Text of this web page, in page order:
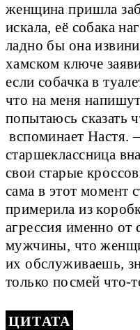
женщина пришла
искала, её собака
ладно бы она
хамском ключе
если собачка в
что на меня
попытаюсь сказать
вспоминает Настя.
старшеклассница
свои старые
сама в этот момент
примерила из
агрессия именно от
мужчины, что
их обслуживаешь,
только посмей что-
ЦИТАТА